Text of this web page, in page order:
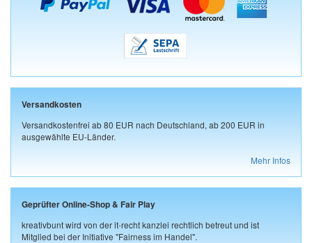
Versandkosten
Versandkostenfrei ab 80 EUR nach Deutschland, ab 200 EUR in
ausgewählte EU-Länder.
Mehr Infos
Geprüfter Online-Shop & Fair Play
kreativbunt wird von der it-recht kanzlei rechtlich betreut und ist
Mitglied bei der Initiative "Fairness im Handel".